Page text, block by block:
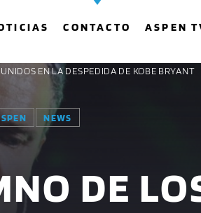
CONTACTO ASPEN
EN EL SITIO:
ESTA PÁGINA EN:
EN LA DESPEDIDA DE KOBE BRYANT
NEWS
DE